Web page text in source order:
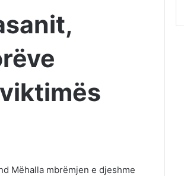
Mëhalla mbrëmjen e djeshme